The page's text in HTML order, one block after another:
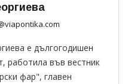
е дългогодишен
работила във вестник
фар", главен